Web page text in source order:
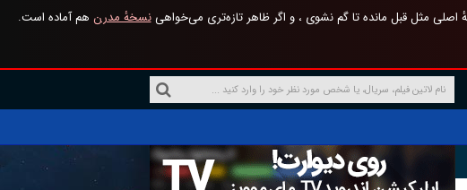
مثل قبل مانده تا گم نشوی ، و اگر ظاهر تازه‌تری می‌خواهینسخهٔ مدرن هم آماده است.